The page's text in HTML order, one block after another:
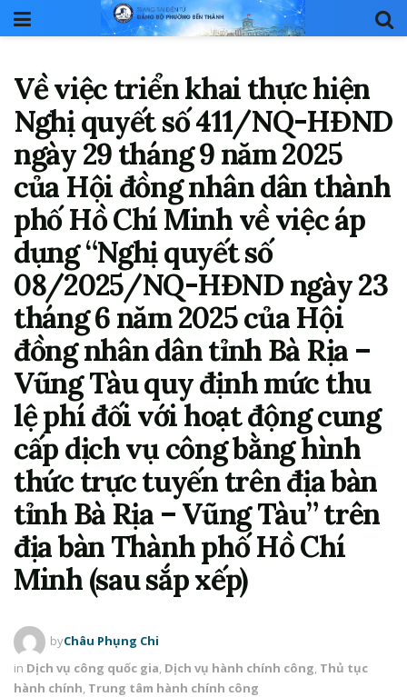
Về việc triển khai thực hiện
Nghị quyết số 411/NQ-HĐND
ngày 29 tháng 9 năm 2025
của Hội đồng nhân dân thành
phố Hồ Chí Minh về việc áp
dụng “Nghị quyết số
08/2025/NQ-HĐND ngày 23
tháng 6 năm 2025 của Hội
đồng nhân dân tỉnh Bà Rịa –
Vũng Tàu quy định mức thu
lệ phí đối với hoạt động cung
cấp dịch vụ công bằng hình
thức trực tuyến trên địa bàn
tỉnh Bà Rịa – Vũng Tàu” trên
địa bàn Thành phố Hồ Chí
Minh (sau sắp xếp)
byChâu Phụng Chi
in Dịch vụ công quốc gia, Dịch vụ hành chính công, Thủ tục
hành chính, Trung tâm hành chính công